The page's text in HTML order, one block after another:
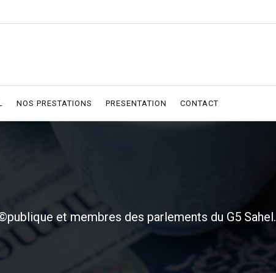
NOS PRESTATIONS PRESENTATION CONTACT
et membres des parlements du G5 Sahel.